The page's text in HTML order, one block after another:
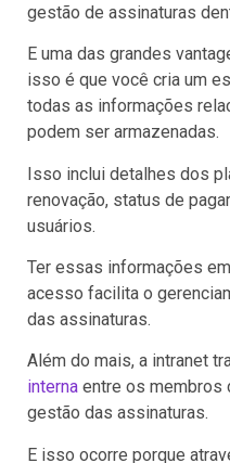
gestão de assinaturas
E uma das grandes
isso é que você cria um
todas as informações
podem ser armazenadas.
Isso inclui detalhes dos
renovação, status de
usuários.
Ter essas informações
acesso facilita o
das assinaturas.
Além do mais, a intranet
interna entre os membros
gestão das assinaturas.
E isso ocorre porque